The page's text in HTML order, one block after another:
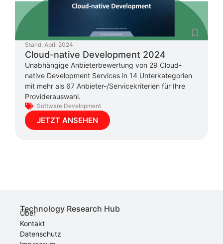
Stand: April 2024
Cloud-native Development 2024
Unabhängige Anbieterbewertung von 29 Cloud-
native Development Services in 14 Unterkategorien
mit mehr als 67 Anbieter-/Servicekriterien für Ihre
Providerauswahl.
Software Development
JETZT ANSEHEN
Technology Research Hub
Über
Kontakt
Datenschutz